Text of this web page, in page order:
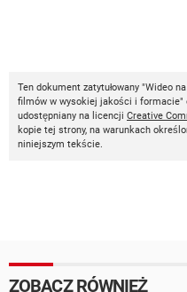
Ten dokument zatytułowany "Wideo
filmów w wysokiej jakości i formacie"
udostępniany na licencji Creative
kopie tej strony, na warunkach
niniejszym tekście.
ZOBACZ RÓWNIEŻ